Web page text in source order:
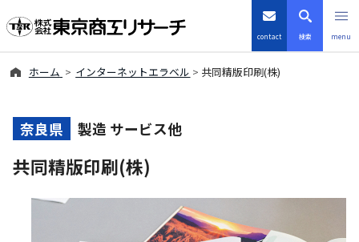
contact 検索 menu
TSRデータインサイト
TSR-PLUS
優良企業サイト
ホーム インターネットエラベル 共同精版印刷(株)
奈良県 製造 サービス他
共同精版印刷(株)